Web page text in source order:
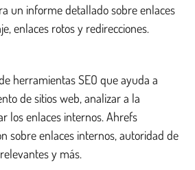
un informe detallado sobre enlaces
enlaces rotos y redirecciones.
herramientas SEO que ayuda a
de sitios web, analizar a la
los enlaces internos. Ahrefs
sobre enlaces internos, autoridad de
y más.